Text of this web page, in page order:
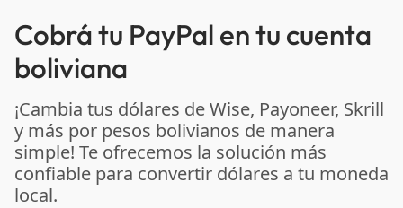
Cobrá tu PayPal en tu cuenta
boliviana
¡Cambia tus dólares de Wise, Payoneer, Skrill
y más por pesos bolivianos de manera
simple! Te ofrecemos la solución más
confiable para convertir dólares a tu moneda
local.